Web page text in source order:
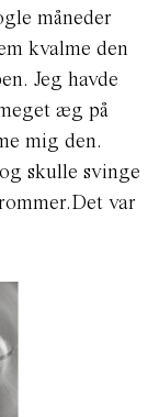
måneder
kvalme den
Jeg havde
æg på
mig den.
skulle svinge
var